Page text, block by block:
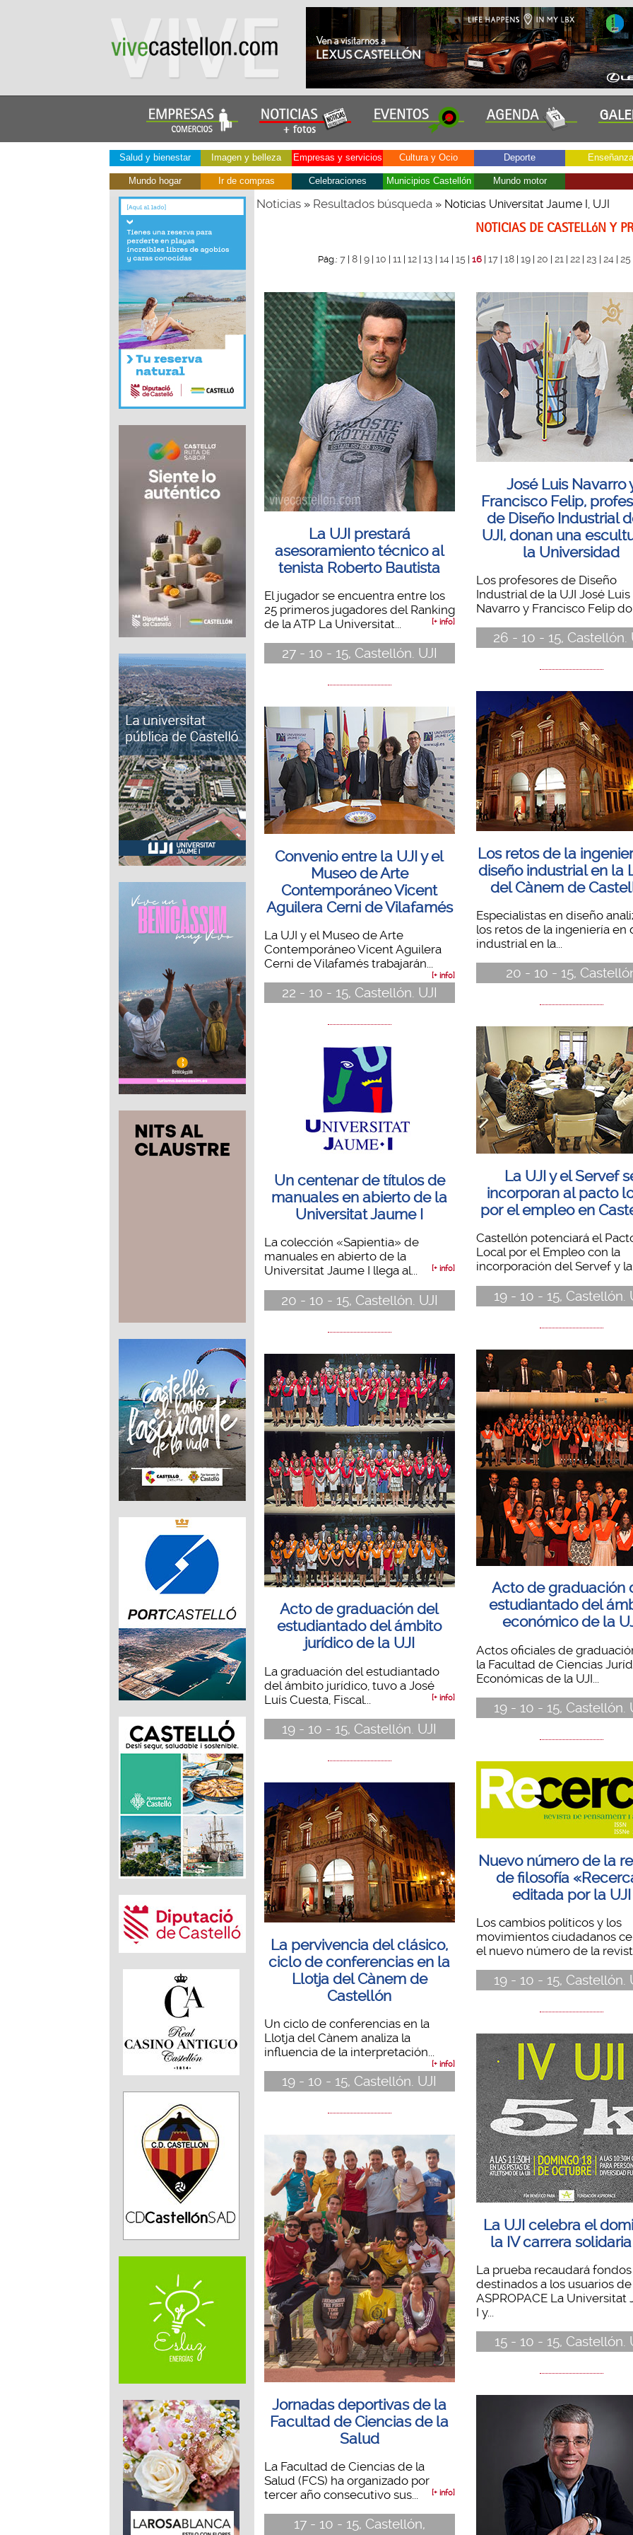
Salud y bienestar Imagen y belleza Empresas y servicios Cultura y Ocio Deporte Enseñanza
Mundo hogar Ir de compras Celebraciones Municipios Castellón Mundo motor
Noticias» Resultados búsqueda» Noticias Universitat Jaume I, UJI
NOTICIAS DE CASTELLóN Y
Pág.: 7| 8| 9| 10 11| 12| 13 14| 15| 16| 17| 18| 19| 20 21| 22| 23 24| 25
La UJI prestará
asesoramiento técnico al
tenista Roberto Bautista
El jugador se encuentra entre los
25 primeros jugadores del Ranking
de la ATP La Universitat...
[+ info]
27 - 10 - 15, Castellón. UJI
Convenio entre la UJI y el
Museo de Arte
Contemporáneo Vicent
Aguilera Cerni de Vilafamés
La UJI y el Museo de Arte
Contemporáneo Vicent Aguilera
Cerni de Vilafamés trabajarán...
[+ info]
22 - 10 - 15, Castellón. UJI
Un centenar de títulos de
manuales en abierto de la
Universitat Jaume I
La colección «Sapientia» de
manuales en abierto de la
Universitat Jaume I llega al...
[+ info]
20 - 10 - 15, Castellón. UJI
Acto de graduación del
estudiantado del ámbito
jurídico de la UJI
La graduación del estudiantado
del ámbito jurídico, tuvo a José
Luís Cuesta, Fiscal...
[+ info]
19 - 10 - 15, Castellón. UJI
La pervivencia del clásico,
ciclo de conferencias en la
Llotja del Cànem de
Castellón
Un ciclo de conferencias en la
Llotja del Cànem analiza la
influencia de la interpretación...
[+ info]
19 - 10 - 15, Castellón. UJI
Jornadas deportivas de la
Facultad de Ciencias de la
Salud
La Facultad de Ciencias de la
Salud (FCS) ha organizado por
tercer año consecutivo sus...
[+ info]
17 - 10 - 15, Castellón,
José Luis Navarro
Francisco Felip,
de Diseño Industrial
UJI, donan una
la Universidad
Los profesores de Diseño
Industrial de la UJI José Luis
Navarro y Francisco Felip
26 - 10 - 15, Castellón.
Los retos de la
diseño industrial en la
del Cànem de
Especialistas en diseño
los retos de la ingeniería en
industrial en la...
20 - 10 - 15,
La UJI y el Servef
incorporan al pacto
por el empleo en
Castellón potenciará el
Local por el Empleo con la
incorporación del Servef y
19 - 10 - 15, Castellón.
Acto de graduación
estudiantado del
económico de la
Actos oficiales de
la Facultad de Ciencias
Económicas de la UJI...
19 - 10 - 15, Castellón.
Nuevo número de la
de filosofía
editada por la UJI
Los cambios políticos y los
movimientos ciudadanos
el nuevo número de la
19 - 10 - 15, Castellón.
La UJI celebra el
la IV carrera
La prueba recaudará fondos
destinados a los usuarios de
ASPROPACE La Universitat
I y...
15 - 10 - 15, Castellón.